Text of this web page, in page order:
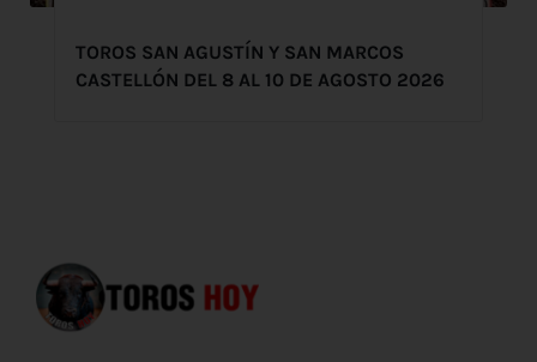
TOROS SAN AGUSTÍN Y SAN MARCOS
CASTELLÓN DEL 8 AL 10 DE AGOSTO 2026